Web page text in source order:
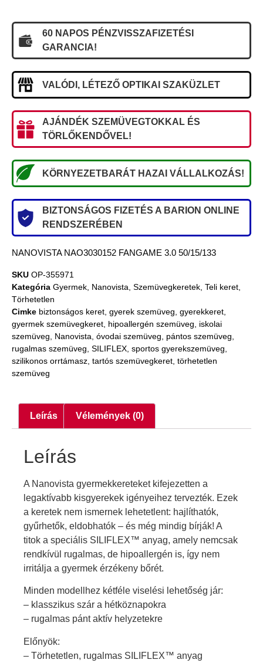
60 NAPOS PÉNZVISSZAFIZETÉSI
GARANCIA!
VALÓDI, LÉTEZŐ OPTIKAI SZAKÜZLET
AJÁNDÉK SZEMÜVEGTOKKAL ÉS
TÖRLŐKENDŐVEL!
KÖRNYEZETBARÁT HAZAI VÁLLALKOZÁS!
BIZTONSÁGOS FIZETÉS A BARION ONLINE
RENDSZERÉBEN
NANOVISTA NAO3030152 FANGAME 3.0 50/15/133
SKU OP-355971
Kategória Gyermek Nanovista Szemüvegkeretek Teli keret
Törhetetlen
Cimke biztonságos keret gyerek szemüveg gyerekkeret
gyermek szemüvegkeret hipoallergén szemüveg
iskolai
szemüveg
Nanovista óvodai szemüveg pántos szemüveg
rugalmas szemüveg SILIFLEX sportos gyerekszemüveg
szilikonos orrtámasz tartós szemüvegkeret törhetetlen
szemüveg
Leírás Vélemények (0)
Leírás
A Nanovista gyermekkereteket kifejezetten a
legaktívabb kisgyerekek igényeihez tervezték. Ezek
a keretek nem ismernek lehetetlent: hajlíthatók,
gyűrhetők, eldobhatók – és még mindig bírják! A
titok a speciális SILIFLEX™ anyag, amely nemcsak
rendkívül rugalmas, de hipoallergén is, így nem
irritálja a gyermek érzékeny bőrét.
Minden modellhez kétféle viselési lehetőség jár:
– klasszikus szár a hétköznapokra
– rugalmas pánt aktív helyzetekre
Előnyök:
– Törhetetlen, rugalmas SILIFLEX™ anyag